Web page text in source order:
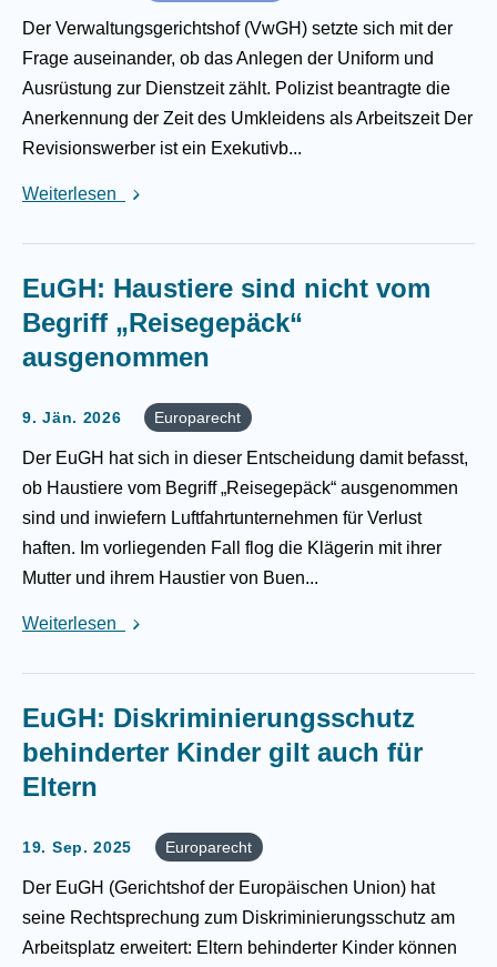
Der Verwaltungsgerichtshof (VwGH) setzte sich mit der
Frage auseinander, ob das Anlegen der Uniform und
Ausrüstung zur Dienstzeit zählt. Polizist beantragte die
Anerkennung der Zeit des Umkleidens als Arbeitszeit Der
Revisionswerber ist ein Exekutivb...
Weiterlesen
EuGH: Haustiere sind nicht vom
Begriff „Reisegepäck“
ausgenommen
9. Jän. 2026 Europarecht
Der EuGH hat sich in dieser Entscheidung damit befasst,
ob Haustiere vom Begriff „Reisegepäck“ ausgenommen
sind und inwiefern Luftfahrtunternehmen für Verlust
haften. Im vorliegenden Fall flog die Klägerin mit ihrer
Mutter und ihrem Haustier von Buen...
Weiterlesen
EuGH: Diskriminierungsschutz
behinderter Kinder gilt auch für
Eltern
19. Sep. 2025 Europarecht
Der EuGH (Gerichtshof der Europäischen Union) hat
seine Rechtsprechung zum Diskriminierungsschutz am
Arbeitsplatz erweitert: Eltern behinderter Kinder können